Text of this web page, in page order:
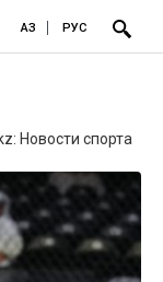
ҚАЗ РУС
Новости спорта